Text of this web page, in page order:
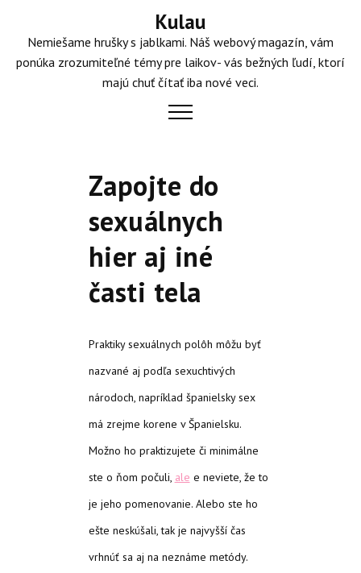
content
Kulau
Nemiešame hrušky s jablkami. Náš webový magazín, vám
ponúka zrozumiteľné témy pre laikov- vás bežných ľudí, ktorí
majú chuť čítať iba nové veci.
Zapojte do
sexuálnych
hier aj iné
časti tela
Praktiky sexuálnych polôh môžu byť
nazvané aj podľa sexuchtivých
národoch, napríklad španielsky sex
má zrejme korene v Španielsku.
Možno ho praktizujete či minimálne
ste o ňom počuli, ale e neviete, že to
je jeho pomenovanie. Alebo ste ho
ešte neskúšali, tak je najvyšší čas
vrhnúť sa aj na neznáme metódy.